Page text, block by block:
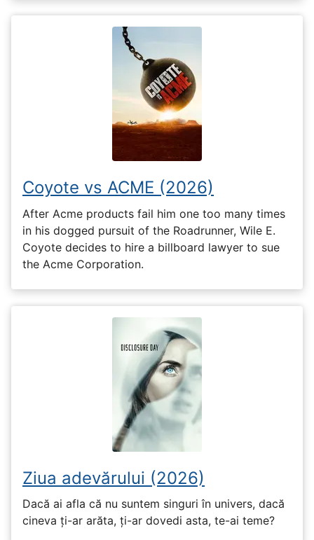
Coyote vs ACME (2026)
After Acme products fail him one too many times
in his dogged pursuit of the Roadrunner, Wile E.
Coyote decides to hire a billboard lawyer to sue
the Acme Corporation.
Ziua adevărului (2026)
Dacă ai afla că nu suntem singuri în univers, dacă
cineva ți-ar arăta, ți-ar dovedi asta, te-ai teme?